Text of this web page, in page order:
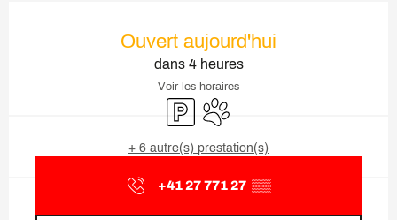
Ouvert aujourd'hui
dans 4 heures
Voir les horaires
ParkingAnimaux acceptés
+ 6 autre(s) prestation(s)
+41 27 771 27 ▒▒